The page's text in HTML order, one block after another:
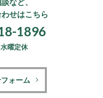
など、
せはこちら
1896
曜定休
ォーム